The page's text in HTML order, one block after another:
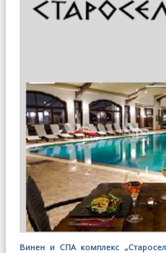
Винен и СПА комплекс